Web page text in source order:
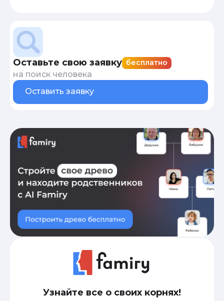
Оставьте свою заявку бесплатно
на поиск человека
Оставить заявку
Узнайте все о своих корнях!